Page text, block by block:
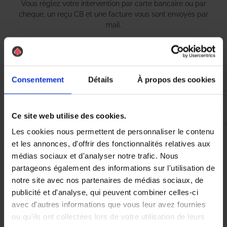
Consentement Détails À propos des cookies
Ce site web utilise des cookies.
Les cookies nous permettent de personnaliser le contenu
et les annonces, d'offrir des fonctionnalités relatives aux
médias sociaux et d'analyser notre trafic. Nous
partageons également des informations sur l'utilisation de
notre site avec nos partenaires de médias sociaux, de
publicité et d'analyse, qui peuvent combiner celles-ci
avec d'autres informations que vous leur avez fournies
ou qu'ils ont collectées lors de votre utilisation de leurs
Vous réglez votre intervention par carte bancaire ou par
chèque, un reçu CB et une facture vous sont envoyés par
mail.
Etape 5 :
avec l’équipe AS DE PIC.
Nous avons pensé à tout
À Orvault, la présence de nids de guêpes et de frelons
asiatiques peut rapidement devenir une source d’inquiétude